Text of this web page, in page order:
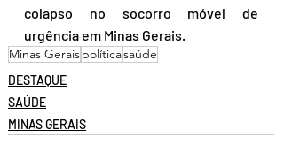
colapso no socorro móvel de
urgência em Minas Gerais.
Minas Geraispolíticasaúde
DESTAQUE
SAÚDE
MINAS GERAIS